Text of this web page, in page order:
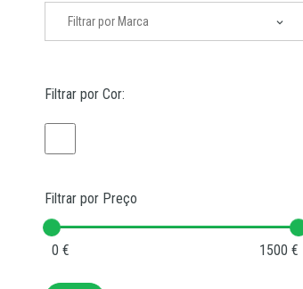
Filtrar por Cor:
Filtrar por Preço
0 € 1500 €